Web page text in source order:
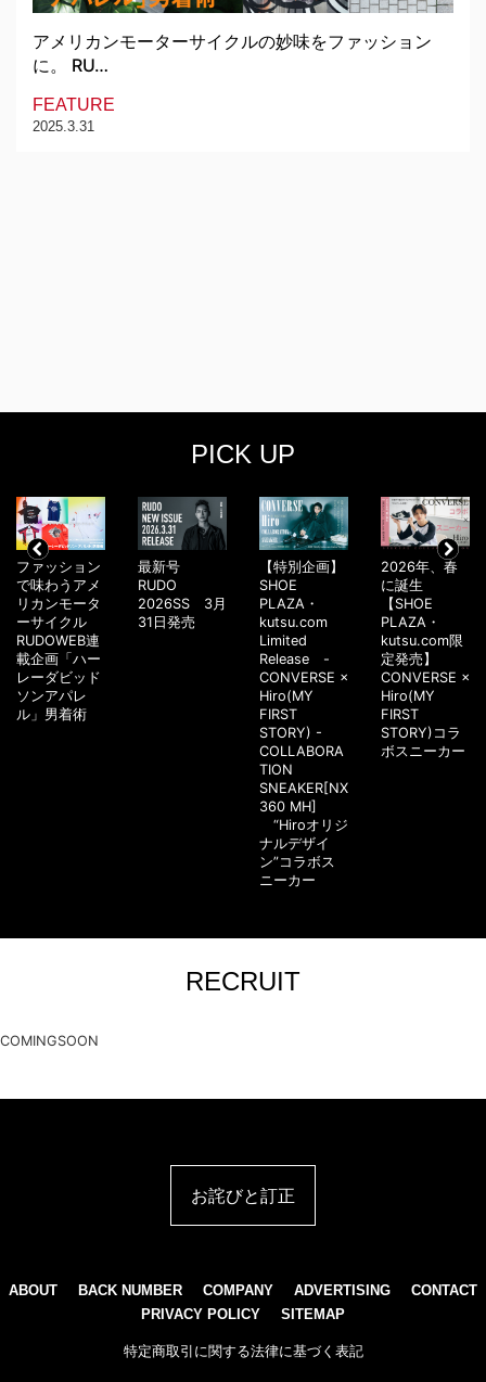
アメリカンモーターサイクルの妙味をファッション
に。 RU…
FEATURE
2025.3.31
PICK UP
ファッション
で味わうアメ
リカンモータ
ーサイクル
RUDOWEB連
載企画「ハー
レーダビッド
ソンアパレ
ル」男着術
最新号
RUDO
2026SS 3月
31日発売
【特別企画】
SHOE
PLAZA・
kutsu.com
Limited
Release -
CONVERSE ×
Hiro(MY
FIRST
STORY) -
COLLABORA
TION
SNEAKER[NX
360 MH]
“Hiroオリジ
ナルデザイ
ン”コラボス
ニーカー
2026年、春
に誕生
【SHOE
PLAZA・
kutsu.com限
定発売】
CONVERSE ×
Hiro(MY
FIRST
STORY)コラ
ボスニーカー
RECRUIT
COMINGSOON
お詫びと訂正
ABOUT BACK NUMBER COMPANY ADVERTISING
CONTACT
PRIVACY POLICY
SITEMAP
特定商取引に関する法律に基づく表記